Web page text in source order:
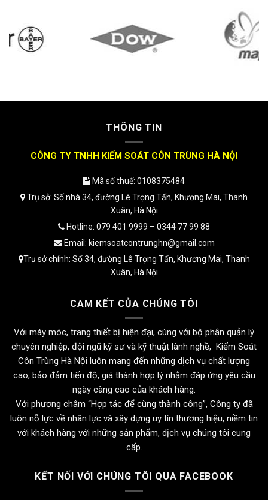
THÔNG TIN
CÔNG TY TNHH KIỂM SOÁT CÔN TRÙNG HÀ NỘI
Mã số thuế: 0108375484
Trụ sở: Số nhà 34, đường Lê Trọng Tấn, Khương Mai, Thanh
Xuân, Hà Nội
Hotline: 079 401 9999 – 0344 77 99 88
Email: kiemsoatcontrunghn@gmail.com
Trụ sở chính: Số 34, đường Lê Trọng Tấn, Khương Mai, Thanh
Xuân, Hà Nội
CAM KẾT CỦA CHÚNG TÔI
Với máy móc, trang thiết bị hiện đại, cùng với bộ phận quản lý
chuyên nghiệp, đội ngũ kỹ sư và kỹ thuật lành nghề, Kiểm Soát
Côn Trùng Hà Nội luôn mang đến những dịch vụ chất lượng
cao, bảo đảm tiến độ, giá thành hợp lý nhằm đáp ứng yêu cầu
ngày càng cao của khách hàng.
Với phương châm “Hợp tác để cùng thành công”, Công ty đã
luôn nỗ lực về nhân lực và xây dựng uy tín thương hiệu, niềm tin
với khách hàng với những sản phẩm, dịch vụ chúng tôi cung
cấp.
KẾT NỐI VỚI CHÚNG TÔI QUA FACEBOOK